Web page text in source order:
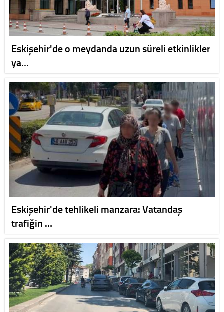
Eskişehir'de o meydanda uzun süreli etkinlikler
ya…
Eskişehir'de tehlikeli manzara: Vatandaş
trafiğin …